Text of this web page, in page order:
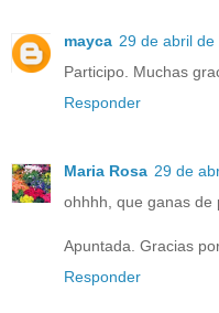
mayca 29 de abril
Participo. Muchas
Responder
Maria Rosa 29 de
ohhhh, que ganas de
Apuntada. Gracias
Responder